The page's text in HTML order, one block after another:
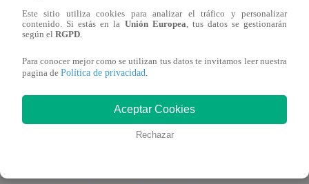
También te puede
interesar
Este sitio utiliza cookies para analizar el tráfico y personalizar
contenido. Si estás en la Unión Europea , tus datos se gestionarán
según el RGPD
Para conocer mejor como se utilizan tus datos te invitamos leer nuestra
pagina de Política de privacidad
Aceptar Cookies
Rechazar